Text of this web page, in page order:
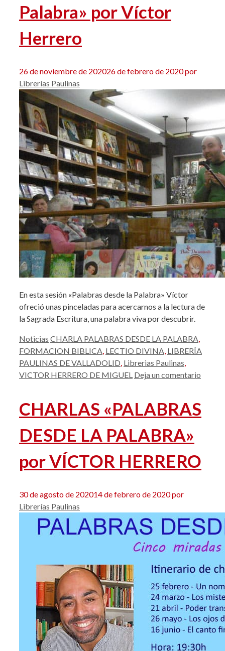
Palabra» por Víctor
Herrero
26 de noviembre de 202026 de febrero de 2020por
Librerías Paulinas
En esta sesión «Palabras desde la Palabra» Víctor
ofreció unas pinceladas para acercarnos a la lectura de
la Sagrada Escritura, una palabra viva por descubrir.
Categorías
Noticias Etiquetas
CHARLA PALABRAS DESDE LA PALABRA
FORMACION BIBLICA LECTIO DIVINA LIBRERÍA
PAULINAS DE VALLADOLID Librerias Paulinas
VICTOR HERRERO DE MIGUEL Deja un comentario
CHARLAS «PALABRAS
DESDE LA PALABRA»
por VÍCTOR HERRERO
30 de agosto de 202014 de febrero de 2020por
Librerías Paulinas